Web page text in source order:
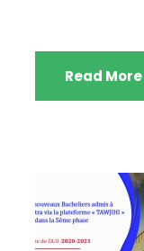
Read More